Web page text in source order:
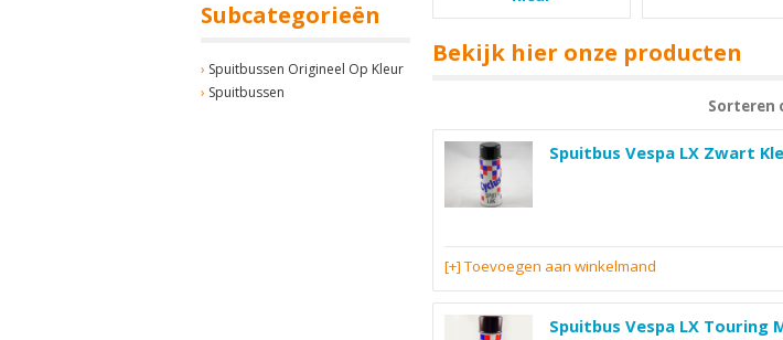
Subcategorieën
Spuitbussen Origineel Op Kleur
Spuitbussen
Bekijk hier onze producten
Sorteren
Spuitbus Vespa LX Zwart
[+] Toevoegen aan winkelmand
Spuitbus Vespa LX Touring